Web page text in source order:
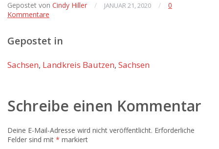
Gepostet von Cindy Hiller / JANUAR 21, 2020 /
0
Kommentare
Gepostet in
Sachsen, Landkreis Bautzen, Sachsen
Schreibe einen Kommentar
Deine E-Mail-Adresse wird nicht veröffentlicht. Erforderliche
Felder sind mit * markiert